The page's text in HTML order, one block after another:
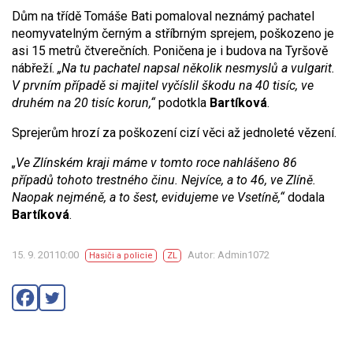
Dům na třídě Tomáše Bati pomaloval neznámý pachatel
neomyvatelným černým a stříbrným sprejem, poškozeno je
asi 15 metrů čtverečních. Poničena je i budova na Tyršově
nábřeží. „Na tu pachatel napsal několik nesmyslů a vulgarit.
V prvním případě si majitel vyčíslil škodu na 40 tisíc, ve
druhém na 20 tisíc korun,“podotkla Bartíková.
Sprejerům hrozí za poškození cizí věci až jednoleté vězení.
„Ve Zlínském kraji máme v tomto roce nahlášeno 86
případů tohoto trestného činu. Nejvíce, a to 46, ve Zlíně.
Naopak nejméně, a to šest, evidujeme ve Vsetíně,“dodala
Bartíková.
15. 9. 20110:00 Hasiči a policie ZL Autor: Admin1072